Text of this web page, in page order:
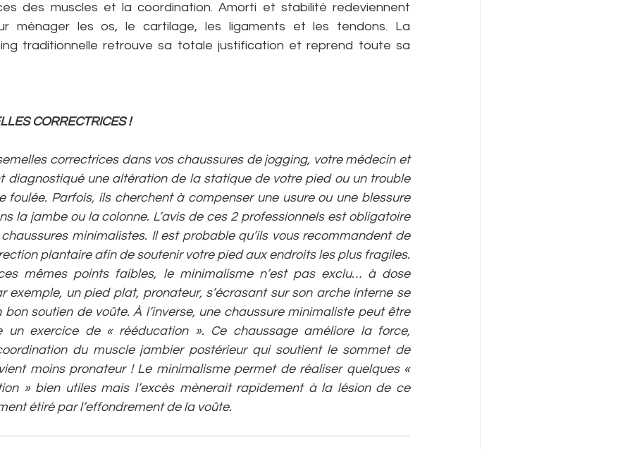
des muscles et la coordination. Amorti et stabilité redeviennent
ménager les os, le cartilage, les ligaments et les tendons. La
traditionnelle retrouve sa totale justification et reprend toute sa
CORRECTRICES !
correctrices dans vos chaussures de jogging, votre médecin et
diagnostiqué une altération de la statique de votre pied ou un trouble
foulée. Parfois, ils cherchent à compenser une usure ou une blessure
la jambe ou la colonne. L’avis de ces 2 professionnels est obligatoire
minimalistes. Il est probable qu’ils vous recommandent de
plantaire afin de soutenir votre pied aux endroits les plus fragiles.
mêmes points faibles, le minimalisme n’est pas exclu… à dose
exemple, un pied plat, pronateur, s’écrasant sur son arche interne se
soutien de voûte. À l’inverse, une chaussure minimaliste peut être
un exercice de « rééducation ». Ce chaussage améliore la force,
du muscle jambier postérieur qui soutient le sommet de
moins pronateur ! Le minimalisme permet de réaliser quelques «
» bien utiles mais l’excès mènerait rapidement à la lésion de ce
étiré par l’effondrement de la voûte.